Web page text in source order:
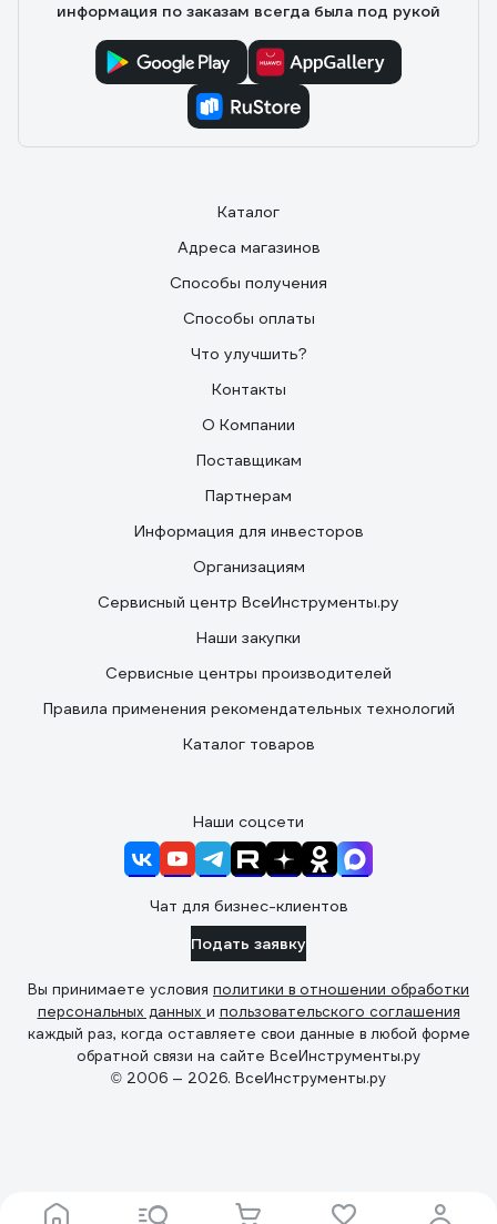
информация по заказам всегда была под рукой
Каталог
Адреса магазинов
Способы получения
Способы оплаты
Что улучшить?
Контакты
О Компании
Поставщикам
Партнерам
Информация для инвесторов
Организациям
Сервисный центр ВсеИнструменты.ру
Наши закупки
Сервисные центры производителей
Правила применения рекомендательных технологий
Каталог товаров
Наши соцсети
Чат для бизнес-клиентов
Подать заявку
Вы принимаете условия политики в отношении обработки
персональных данных и пользовательского соглашения
каждый раз, когда оставляете свои данные в любой форме
обратной связи на сайте ВсеИнструменты.ру
© 2006 — 2026. ВсеИнструменты.ру